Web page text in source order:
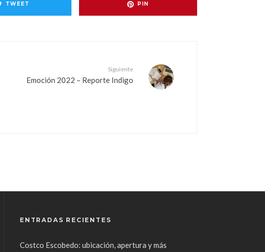
TWEET PIN
Siguiente
Emoción 2022 – Reporte Indigo
ENTRADAS RECIENTES
Costco Escobedo: ubicación, apertura y más